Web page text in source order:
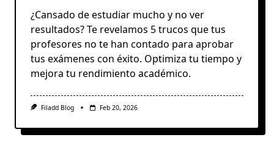
¿Cansado de estudiar mucho y no ver
resultados? Te revelamos 5 trucos que tus
profesores no te han contado para aprobar
tus exámenes con éxito. Optimiza tu tiempo y
mejora tu rendimiento académico.
Filadd Blog Feb 20, 2026